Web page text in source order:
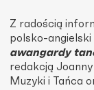
Z radością
polsko-
awangardy
redakcją
Muzyki i Tańca